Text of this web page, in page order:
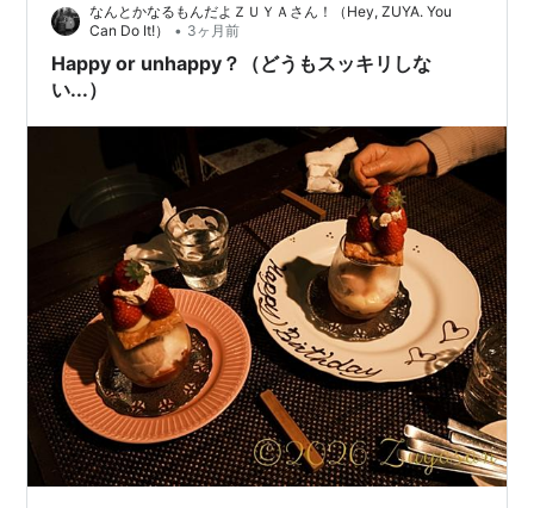
ビートルズっぽい新曲を作れてしまうなら、ミュージシ
ャンなんか必要無くなるじゃん！』と言うことで、世の
中では著作権やら何やらでAIを規制しよ…
なんとかなるもんだよＺＵＹＡさん！（Hey, ZUYA. You
Can Do It!）
• 3ヶ月前
Happy or unhappy？（どうもスッキリしな
い...）